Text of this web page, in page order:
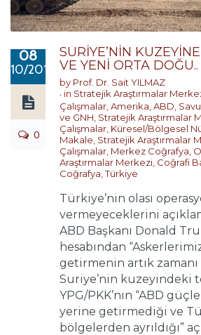
08
10/2019
0
SURİYE’NİN
VE YENİ ORTA DOĞU..
by Prof. Dr. Sait YILMAZ
in Stratejik Araştırmalar
Çalışmalar Amerika ABD
ve GNH Stratejik Araştırmalar
Çalışmalar Küresel/Bölgesel
Makale Stratejik Araştırmalar
Çalışmalar Merkez Coğrafya
Araştırmalar Merkezi Coğrafi
Coğrafya ,Türkiye
Türkiye’nin olası
vermeyeceklerini
ABD Başkanı Donald
hesabından
getirmenin artık
Suriye’nin kuzeyindeki
YPG/PKK’nın “ABD
yerine getirmediği ve
bölgelerden ayrıldığı”